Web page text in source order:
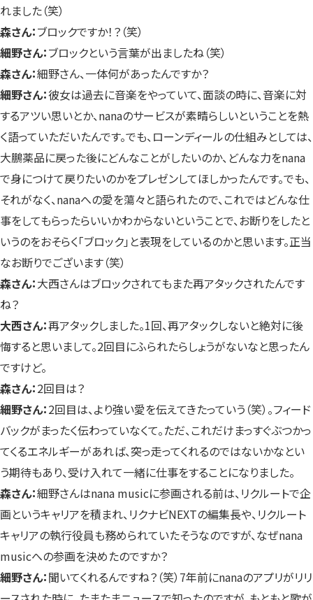
れました（笑）
森さん：ブロックですか！？（笑）
細野さん：ブロックという言葉が出ましたね（笑）
森さん：細野さん、一体何があったんですか？
細野さん：彼女は過去に音楽をやっていて、面談の時に、音楽に対
するアツい思いとか、nanaのサービスが素晴らしいということを熱
く語っていただいたんです。でも、ローンディールの仕組みとしては、
大鵬薬品に戻った後にどんなことがしたいのか、どんな力をnana
で身につけて戻りたいのかをプレゼンしてほしかったんです。でも、
それがなく、nanaへの愛を蕩々と語られたので、これではどんな仕
事をしてもらったらいいかわからないということで、お断りをしたと
いうのをおそらく「ブロック」と表現をしているのかと思います。正当
なお断りでございます（笑）
森さん：大西さんはブロックされてもまた再アタックされたんです
ね？
大西さん：再アタックしました。1回、再アタックしないと絶対に後
悔すると思いまして。2回目にふられたらしょうがないなと思ったん
ですけど。
森さん：2回目は？
細野さん：2回目は、より強い愛を伝えてきたっていう（笑）。フィード
バックがまったく伝わっていなくて。ただ、これだけまっすぐぶつかっ
てくるエネルギーがあれば、突っ走ってくれるのではないかなとい
う期待もあり、受け入れて一緒に仕事をすることになりました。
森さん：細野さんはnana musicに参画される前は、リクルートで企
画というキャリアを積まれ、リクナビNEXTの編集長や、リクルート
キャリアの執行役員も務められていたそうなのですが、なぜnana
musicへの参画を決めたのですか？
細野さん：聞いてくれるんですね？（笑）7年前にnanaのアプリがリリ